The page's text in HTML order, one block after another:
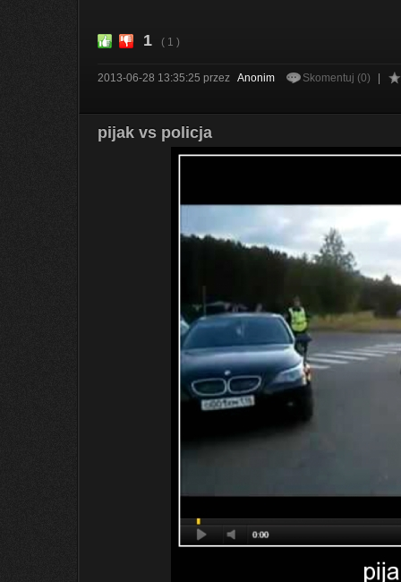
1 ( 1 )
2013-06-28 13:35:25 przez Anonim Skomentuj (0)
pijak vs policja